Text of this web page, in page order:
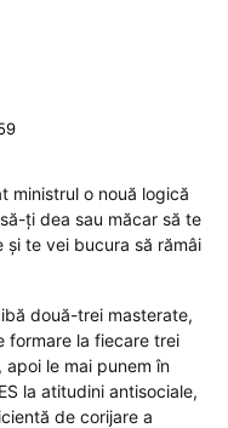
ministrul o nouă logică
ți dea sau măcar să te
și te vei bucura să rămâi
două-trei masterate,
formare la fiecare trei
le mai punem în
la atitudini antisociale,
de corijare a